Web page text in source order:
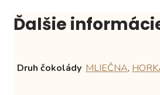
Ďalšie
Druh čokolády MLIEČNA,